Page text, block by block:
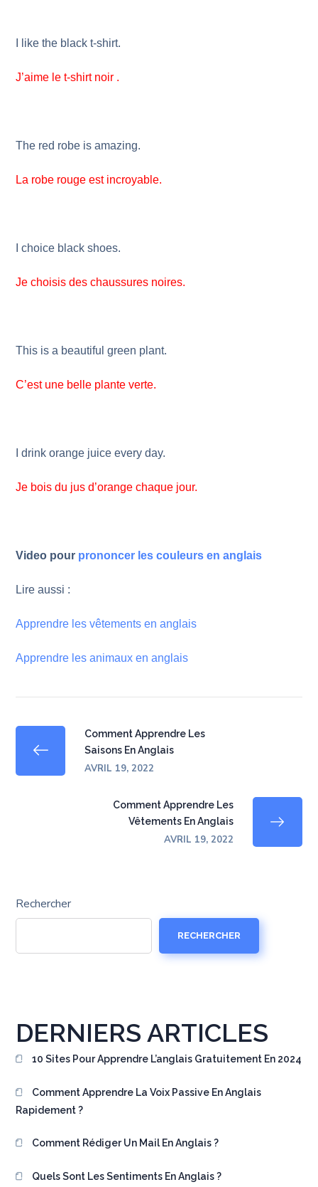
I like the black t-shirt.
J’aime le t-shirt noir .
The red robe is amazing.
La robe rouge est incroyable.
I choice black shoes.
Je choisis des chaussures noires.
This is a beautiful green plant.
C’est une belle plante verte.
I drink orange juice every day.
Je bois du jus d’orange chaque jour.
Video pour prononcer les couleurs en anglais
Lire aussi :
Apprendre les vêtements en anglais
Apprendre les animaux en anglais
Comment Apprendre Les
Saisons En Anglais
AVRIL 19, 2022
Comment Apprendre Les
Vêtements En Anglais
AVRIL 19, 2022
Rechercher
RECHERCHER
DERNIERS ARTICLES
10 Sites Pour Apprendre L’anglais Gratuitement En 2024
Comment Apprendre La Voix Passive En Anglais
Rapidement ?
Comment Rédiger Un Mail En Anglais ?
Quels Sont Les Sentiments En Anglais ?